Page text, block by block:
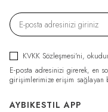
KVKK Sözleşmesi'ni,
E-posta adresinizi girerek, en
girişimlerimize erişim sağlayan
AYBIKESTIL APP